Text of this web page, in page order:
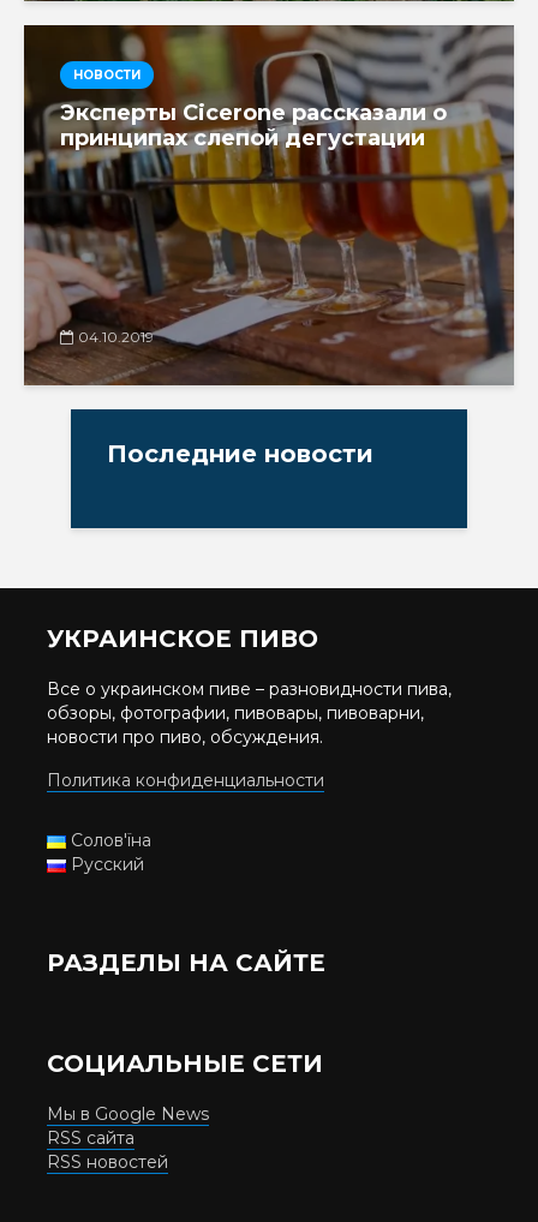
НОВОСТИ
Эксперты Cicerone рассказали о
принципах слепой дегустации
04.10.2019
Последние новости
УКРАИНСКОЕ ПИВО
Все о украинском пиве – разновидности пива,
обзоры, фотографии, пивовары, пивоварни,
новости про пиво, обсуждения.
Политика конфиденциальности
Солов'їна
Русский
РАЗДЕЛЫ НА САЙТЕ
СОЦИАЛЬНЫЕ СЕТИ
Мы в Google News
RSS сайта
RSS новостей